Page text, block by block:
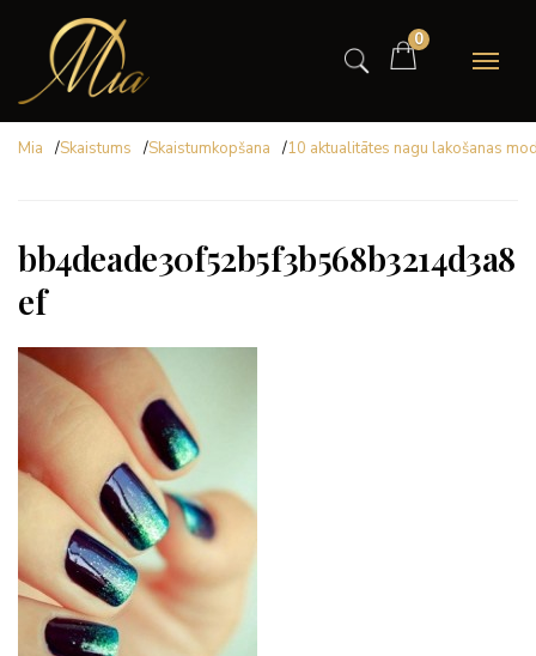
0
Mia /Skaistums /Skaistumkopšana /10 aktualitātes nagu lakošanas
bb4deade30f52b5f3b568b3214d3a8
ef